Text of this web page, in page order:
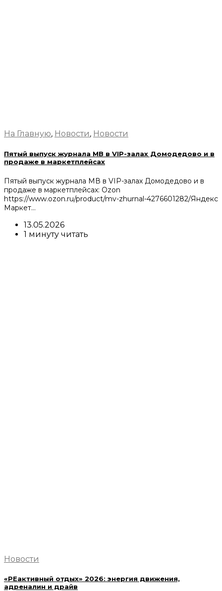
На Главную, Новости, Новости
Пятый выпуск журнала МВ в VIP-залах Домодедово и в
продаже в маркетплейсах
Пятый выпуск журнала МВ в VIP-залах Домодедово и в
продаже в маркетплейсах: Ozon
https://www.ozon.ru/product/mv-zhurnal-4276601282/Яндекс
Маркет…
13.05.2026
1 минуту читать
Новости
«РЕактивный отдых» 2026: энергия движения,
адреналин и драйв